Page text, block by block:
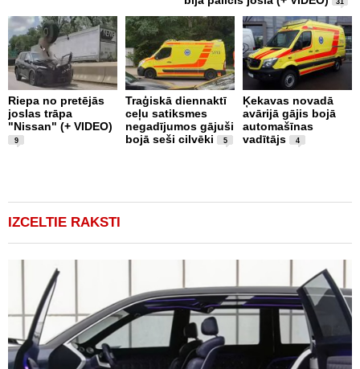
Riepa no pretējās
joslas trāpa
"Nissan" (+ VIDEO)
9
Traģiskā diennaktī
ceļu satiksmes
negadījumos gājuši
bojā seši cilvēki
5
Ķekavas novadā
avārijā gājis bojā
automašīnas
vadītājs
4
IZCELTIE RAKSTI